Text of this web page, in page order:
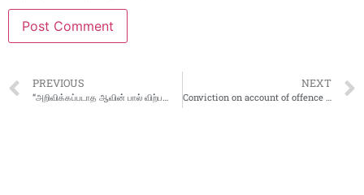
PREVIOUS NEXT